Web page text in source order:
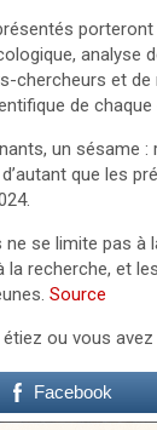
porteront
analyse
chercheurs et
de chaque
un sésame :
que les
se limite pas à
la recherche, et
Source
ou vous
Facebook